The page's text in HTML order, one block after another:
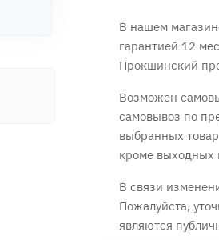
В нашем
гарантией 12
Прокшинский
Возможен
самовывоз по
выбранных
кроме выходных
В связи
Пожалуйста,
являются